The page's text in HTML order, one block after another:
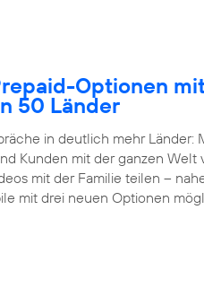
Optionen
50 Länder
in deutlich mehr Länder:
Kunden mit der ganzen Welt
mit der Familie teilen –
mit drei neuen Optionen